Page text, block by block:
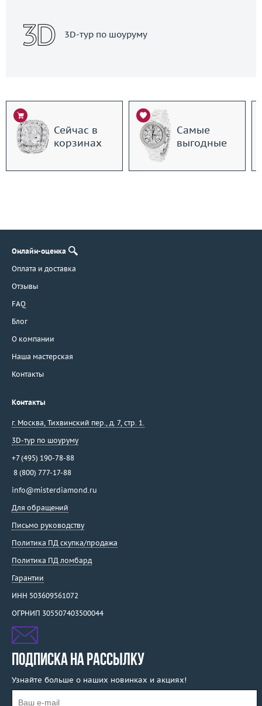
3D-тур по шоуруму
Сейчас в
корзинах
Самые
выгодные
Онлайн-оценка
Оплата и доставка
Отзывы
FAQ
Блог
О компании
Наша мастерская
Контакты
Контакты
г. Москва, Тихвинский пер., д. 7, стр. 1.
3D-тур по шоуруму
+7 (495) 190-78-88
8 (800) 777-17-88
info@misterdiamond.ru
Для обращений
Письмо руководству
Политика ПД скупка/продажа
Политика ПД ломбард
Гарантии
ИНН 503609561072
ОГРНИП 305507403500044
ПОДПИСКА НА РАССЫЛКУ
Узнайте больше о наших новинках и акциях!